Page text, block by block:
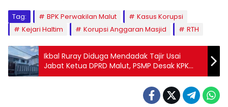
Tag: BPK Perwakilan Malut
Kasus Korupsi
Kejari Haltim
Korupsi Anggaran Masjid RTH
Ikbal Ruray Diduga Mendadak Tajir Usai
Jabat Ketua DPRD Malut, PSMP Desak KPK
Usut